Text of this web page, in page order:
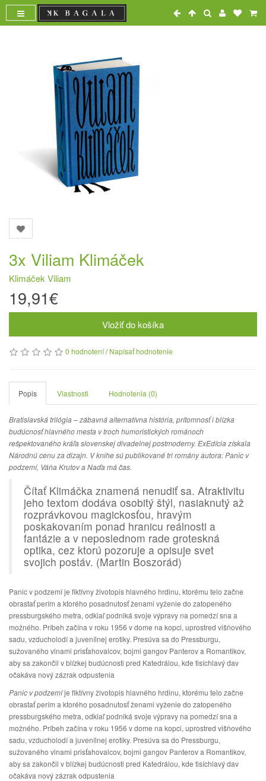
3x Viliam Klimáček
Klimáček Viliam
19,91€
Vložiť do košíka
0 hodnotení/Napísať hodnotenie
Popis Vlastnosti Hodnotenia (0)
Bratislavská trilógia – zábavná alternatívna história, prítomnosť i blízka
budúcnosť hlavného mesta v troch humoristických románoch
rešpektovaného kráľa slovenskej divadelnej postmoderny. ExEdícia získala
Národnú cenu za dizajn. V knihe sú publikované tri romány autora: Panic v
podzemí, Váňa Krutov a Naďa má čas.
Čítať Klimáčka znamená nenudiť sa. Atraktivitu
jeho textom dodáva osobitý štýl, nasiaknutý až
rozprávkovou magickosťou, hravým
poskakovaním ponad hranicu reálnosti a
fantázie a v neposlednom rade groteskná
optika, cez ktorú pozoruje a opisuje svet
svojich postáv. (Martin Boszorád)
Panic v podzemí je fiktívny životopis hlavného hrdinu, ktorému telo začne
obrastať perím a ktorého posadnutosť ženami vyženie do zatopeného
pressburgského metra, odkiaľ podniká svoje výpravy na pomedzí sna a
možného. Príbeh začína v roku 1956 v dome na kopci, uprostred višňového
sadu, vzducholodí a juvenílnej erotiky. Presúva sa do Pressburgu,
sužovaného vlnami prisťahovalcov, bojmi gangov Panterov a Romantikov,
aby sa zakončil v blízkej budúcnosti pred Katedrálou, kde tisíchlavý dav
očakáva nový zázrak odpustenia
Panic v podzemíje fiktívny životopis hlavného hrdinu, ktorému telo začne
obrastať perím a ktorého posadnutosť ženami vyženie do zatopeného
pressburgského metra, odkiaľ podniká svoje výpravy na pomedzí sna a
možného. Príbeh začína v roku 1956 v dome na kopci, uprostred višňového
sadu, vzducholodí a juvenílnej erotiky. Presúva sa do Pressburgu,
sužovaného vlnami prisťahovalcov, bojmi gangov Panterov a Romantikov,
aby sa zakončil v blízkej budúcnosti pred Katedrálou, kde tisíchlavý dav
očakáva nový zázrak odpustenia